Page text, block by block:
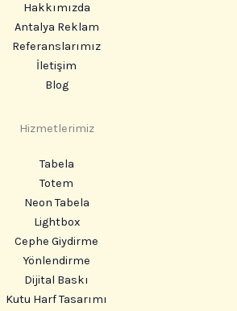
Hakkımızda
Antalya Reklam
Referanslarımız
İletişim
Blog
Hizmetlerimiz
Tabela
Totem
Neon Tabela
Lightbox
Cephe Giydirme
Yönlendirme
Dijital Baskı
Kutu Harf Tasarımı